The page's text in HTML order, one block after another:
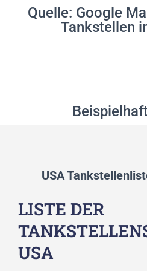
Quelle: Google
Tankstellen
USA
LISTE DER
USA